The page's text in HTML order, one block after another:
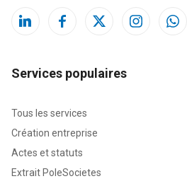
Services populaires
Tous les services
Création entreprise
Actes et statuts
Extrait PoleSocietes